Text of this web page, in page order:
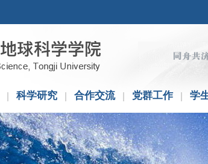
科学研究 合作交流 党群工作 学